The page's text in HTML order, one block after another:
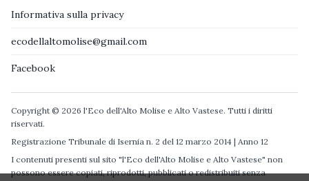
Informativa sulla privacy
ecodellaltomolise@gmail.com
Facebook
Copyright © 2026 l'Eco dell'Alto Molise e Alto Vastese. Tutti i diritti
riservati.
Registrazione Tribunale di Isernia n. 2 del 12 marzo 2014 | Anno 12
I contenuti presenti sul sito "l'Eco dell'Alto Molise e Alto Vastese" non
possono essere copiati, riprodotti, pubblicati o redistribuiti senza